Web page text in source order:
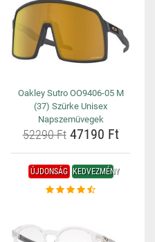
Oakley Sutro OO9406-05 M
(37) Szürke Unisex
Napszemüvegek
52290 Ft47190 Ft
ÚJDONSÁG KEDVEZMÉNY